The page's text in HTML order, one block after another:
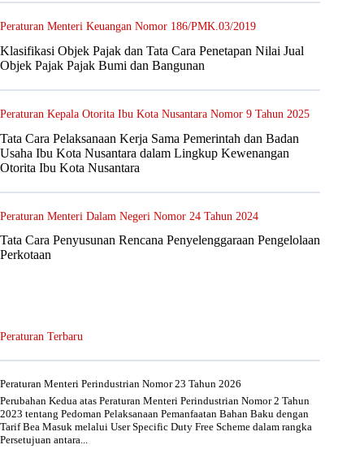
Peraturan Menteri Keuangan Nomor 186/PMK.03/2019
Klasifikasi Objek Pajak dan Tata Cara Penetapan Nilai Jual
Objek Pajak Pajak Bumi dan Bangunan
Peraturan Kepala Otorita Ibu Kota Nusantara Nomor 9 Tahun 2025
Tata Cara Pelaksanaan Kerja Sama Pemerintah dan Badan
Usaha Ibu Kota Nusantara dalam Lingkup Kewenangan
Otorita Ibu Kota Nusantara
Peraturan Menteri Dalam Negeri Nomor 24 Tahun 2024
Tata Cara Penyusunan Rencana Penyelenggaraan Pengelolaan
Perkotaan
Peraturan Terbaru
Peraturan Menteri Perindustrian Nomor 23 Tahun 2026
Perubahan Kedua atas Peraturan Menteri Perindustrian Nomor 2 Tahun
2023 tentang Pedoman Pelaksanaan Pemanfaatan Bahan Baku dengan
Tarif Bea Masuk melalui User Specific Duty Free Scheme dalam rangka
Persetujuan antara...